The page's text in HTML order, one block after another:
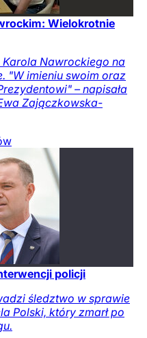
Wielokrotnie
Nawrockiego na
"W imieniu swoim oraz
– napisała
Zajączkowska-
policji
śledztwo w sprawie
Polski, który zmarł po